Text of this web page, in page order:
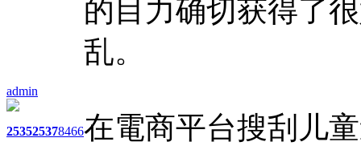
admin
253525378466
的目力确切获得了
乱。
在電商平台搜刮儿